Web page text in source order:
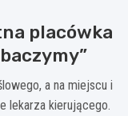
placówka
a na miejscu i
lekarza kierującego.